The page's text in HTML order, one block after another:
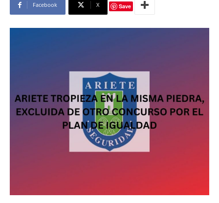
Facebook X Save